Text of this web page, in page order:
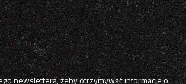
newslettera, żeby otrzymywać informacje o